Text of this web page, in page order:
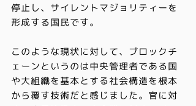
停止し、サイレントマジョリティーを
形成する国民です。
このような現状に対して、ブロックチ
ェーンというのは中央管理者である国
や大組織を基本とする社会構造を根本
から覆す技術だと感じました。官に対